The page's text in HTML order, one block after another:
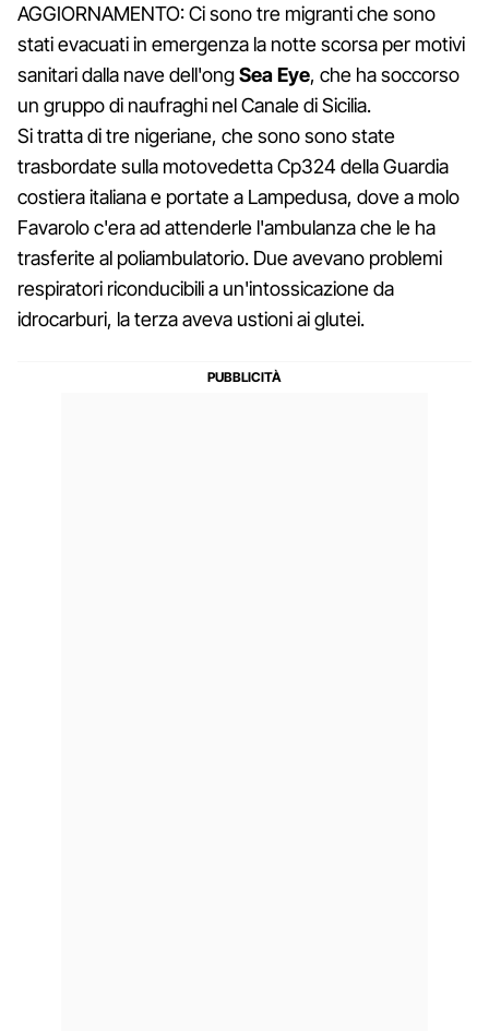
AGGIORNAMENTO: Ci sono tre migranti che sono
stati evacuati in emergenza la notte scorsa per motivi
sanitari dalla nave dell'ongSea Eye, che ha soccorso
un gruppo di naufraghi nel Canale di Sicilia.
Si tratta di tre nigeriane, che sono sono state
trasbordate sulla motovedetta Cp324 della Guardia
costiera italiana e portate a Lampedusa, dove a molo
Favarolo c'era ad attenderle l'ambulanza che le ha
trasferite al poliambulatorio. Due avevano problemi
respiratori riconducibili a un'intossicazione da
idrocarburi, la terza aveva ustioni ai glutei.